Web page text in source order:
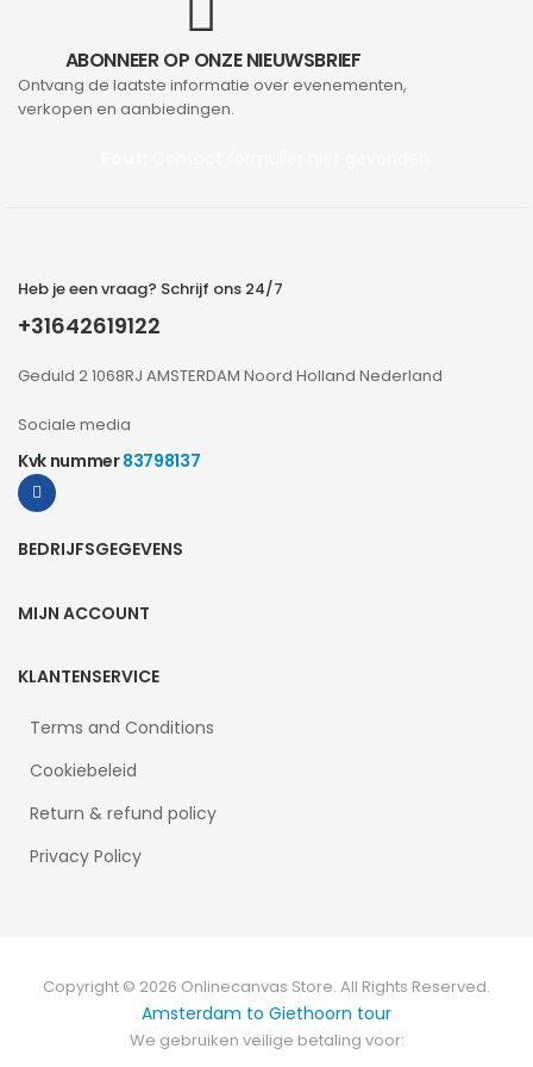
ABONNEER OP ONZE NIEUWSBRIEF
Ontvang de laatste informatie over evenementen,
verkopen en aanbiedingen.
Heb je een vraag? Schrijf ons 24/7
+31642619122
Geduld 2 1068RJ AMSTERDAM Noord Holland Nederland
Sociale media
Kvk nummer83798137
BEDRIJFSGEGEVENS
MIJN ACCOUNT
KLANTENSERVICE
Terms and Conditions
Cookiebeleid
Return & refund policy
Privacy Policy
Copyright © 2026 Onlinecanvas Store. All Rights Reserved.
Amsterdam to Giethoorn tour
We gebruiken veilige betaling voor: